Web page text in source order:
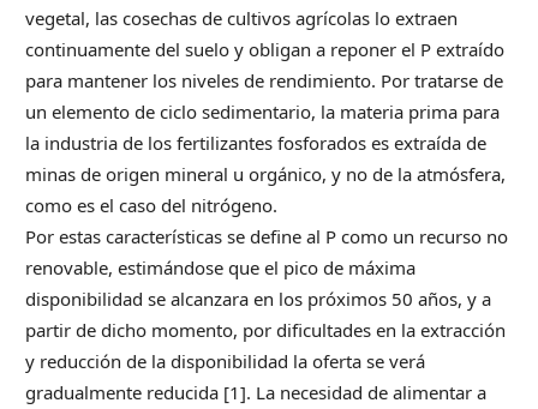
vegetal, las cosechas de cultivos agrícolas lo extraen
continuamente del suelo y obligan a reponer el P extraído
para mantener los niveles de rendimiento. Por tratarse de
un elemento de ciclo sedimentario, la materia prima para
la industria de los fertilizantes fosforados es extraída de
minas de origen mineral u orgánico, y no de la atmósfera,
como es el caso del nitrógeno.
Por estas características se define al P como un recurso no
renovable, estimándose que el pico de máxima
disponibilidad se alcanzara en los próximos 50 años, y a
partir de dicho momento, por dificultades en la extracción
y reducción de la disponibilidad la oferta se verá
gradualmente reducida [1]. La necesidad de alimentar a